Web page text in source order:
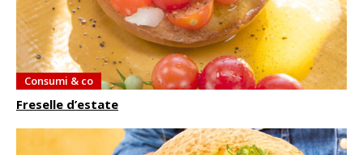
Consumi & co
Freselle d’estate